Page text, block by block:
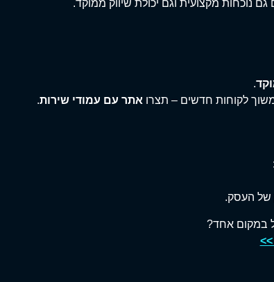
נוכחות מקצועית וגם יכולת שיווק ממוקד.
.
לקוחות חדשים – תצרו אתר עם עמודי שירות.
של העסק.
במקום אחד?